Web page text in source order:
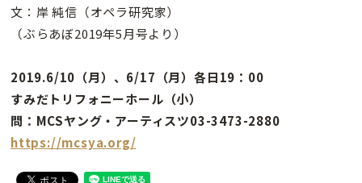
文：岸 純信（オペラ研究家）
（ぶらあぼ2019年5月号より）
2019.6/10（月）、6/17（月）各日19：00
すみだトリフォニーホール（小）
問：MCSヤング・アーティスツ03-3473-2880
https://mcsya.org/